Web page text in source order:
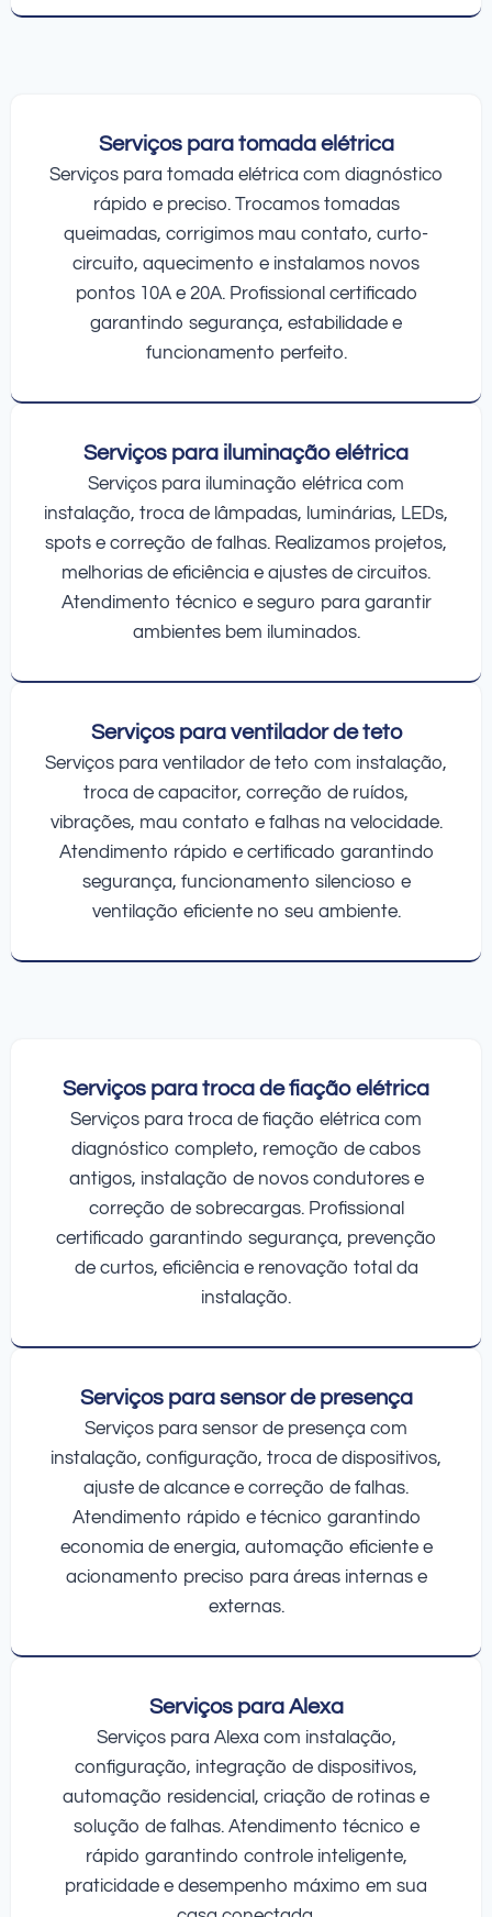
Serviços para tomada elétrica
Serviços para tomada elétrica com diagnóstico
rápido e preciso. Trocamos tomadas
queimadas, corrigimos mau contato, curto-
circuito, aquecimento e instalamos novos
pontos 10A e 20A. Profissional certificado
garantindo segurança, estabilidade e
funcionamento perfeito.
Serviços para iluminação elétrica
Serviços para iluminação elétrica com
instalação, troca de lâmpadas, luminárias, LEDs,
spots e correção de falhas. Realizamos projetos,
melhorias de eficiência e ajustes de circuitos.
Atendimento técnico e seguro para garantir
ambientes bem iluminados.
Serviços para ventilador de teto
Serviços para ventilador de teto com instalação,
troca de capacitor, correção de ruídos,
vibrações, mau contato e falhas na velocidade.
Atendimento rápido e certificado garantindo
segurança, funcionamento silencioso e
ventilação eficiente no seu ambiente.
Serviços para troca de fiação elétrica
Serviços para troca de fiação elétrica com
diagnóstico completo, remoção de cabos
antigos, instalação de novos condutores e
correção de sobrecargas. Profissional
certificado garantindo segurança, prevenção
de curtos, eficiência e renovação total da
instalação.
Serviços para sensor de presença
Serviços para sensor de presença com
instalação, configuração, troca de dispositivos,
ajuste de alcance e correção de falhas.
Atendimento rápido e técnico garantindo
economia de energia, automação eficiente e
acionamento preciso para áreas internas e
externas.
Serviços para Alexa
Serviços para Alexa com instalação,
configuração, integração de dispositivos,
automação residencial, criação de rotinas e
solução de falhas. Atendimento técnico e
rápido garantindo controle inteligente,
praticidade e desempenho máximo em sua